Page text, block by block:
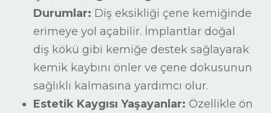
Durumlar: Diş eksikliği çene kemiğinde
erimeye yol açabilir. İmplantlar doğal
diş kökü gibi kemiğe destek sağlayarak
kemik kaybını önler ve çene dokusunun
sağlıklı kalmasına yardımcı olur.
Estetik Kaygısı Yaşayanlar: Özellikle ön